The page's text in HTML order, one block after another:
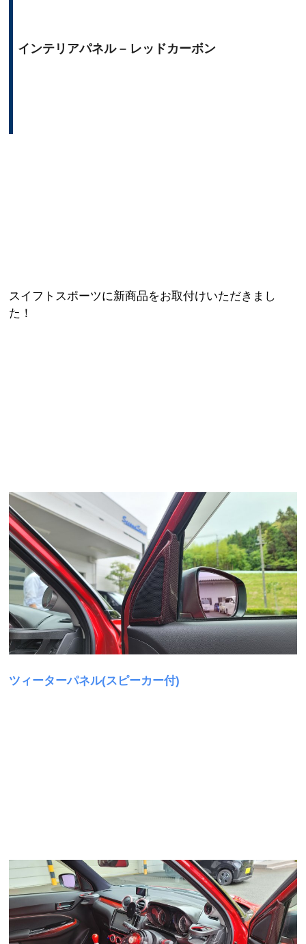
インテリアパネル – レッドカーボン
スイフトスポーツに新商品をお取付けいただきまし
た！
ツィーターパネル(スピーカー付)